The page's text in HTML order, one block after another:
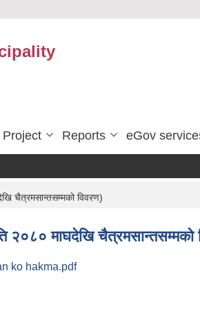
Reports eGov
चैत्रमसान्तसम्मको विवरण)
२०८० माघदेखि चैत्रमसान्तसम्मको
ko hakma.pdf